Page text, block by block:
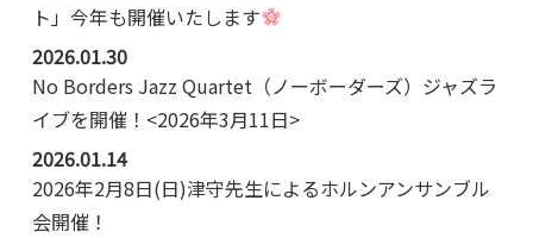
ト」今年も開催いたします
2026.01.30
No Borders Jazz Quartet（ノーボーダーズ）ジャズラ
イブを開催！<2026年3月11日>
2026.01.14
2026年2月8日(日)津守先生によるホルンアンサンブル
会開催！